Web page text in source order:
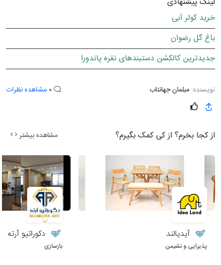
خرید کولر آبی
باغ گل رضوان
جدیدترین کالکشن دستبندهای نقره پاندورا
نویسنده: مبلمان جهانتاب مشاهده نظرات
از کجا بخرم؟ از کی کمک بگیرم؟ مشاهده بیشتر
آیدیالند
پذیرایی و نشیمن
دکوراتیو آرته
بازسازی